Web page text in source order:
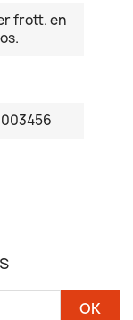
frott. en